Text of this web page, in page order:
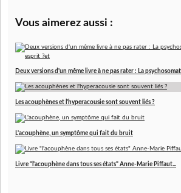
Vous aimerez aussi :
Deux versions d'un même livre à ne pas rater : La
Les acouphènes et l'hyperacousie sont souvent liés ?
L'acouphène, un symptôme qui fait du bruit
Livre "l'acouphène dans tous ses états" Anne-Marie Piffaut...